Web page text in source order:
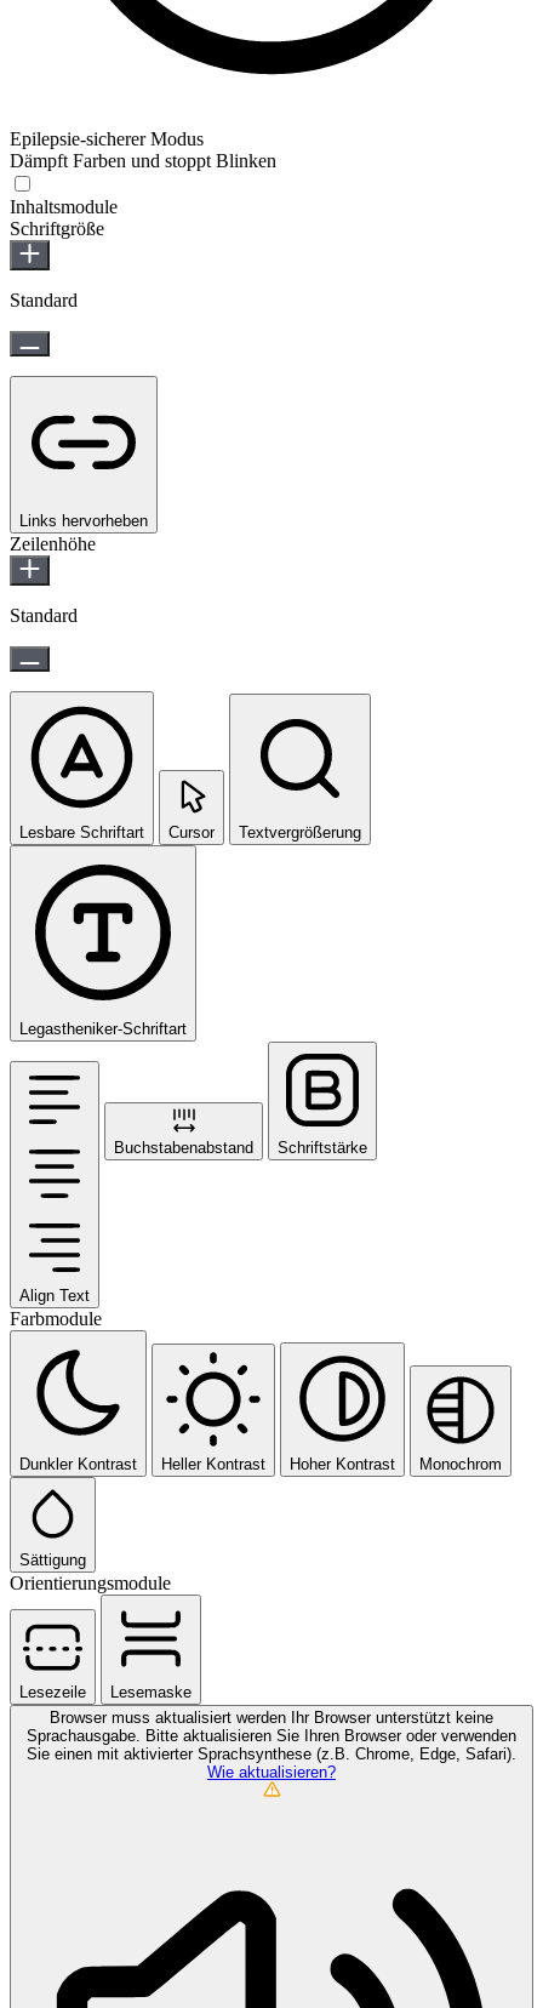
Epilepsie-sicherer Modus
Dämpft Farben und stoppt Blinken
Inhaltsmodule
Schriftgröße
Standard
Links hervorheben
Zeilenhöhe
Standard
Lesbare Schriftart Cursor Textvergrößerung
Legastheniker-Schriftart
Align Text
Buchstabenabstand Schriftstärke
Farbmodule
Dunkler Kontrast Heller Kontrast Hoher Kontrast Monochrom
Sättigung
Orientierungsmodule
Lesezeile
Lesemaske
Browser muss aktualisiert werden Ihr Browser unterstützt keine
Sprachausgabe. Bitte aktualisieren Sie Ihren Browser oder verwenden
Sie einen mit aktivierter Sprachsynthese (z.B. Chrome, Edge, Safari).
Wie aktualisieren?